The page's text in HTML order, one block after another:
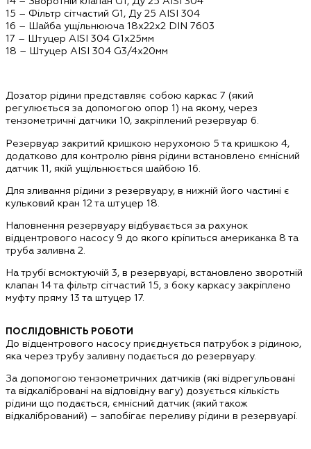
15 – Фільтр сітчастий G1, Ду 25 AISI 304
16 – Шайба ущільнююча 18х22х2 DIN 7603
17 – Штуцер AISI 304 G1х25мм
18 – Штуцер AISI 304 G3/4х20мм
Дозатор рідини представляє собою каркас 7 (який
регулюється за допомогою опор 1) на якому, через
тензометричні датчики 10, закріплений резервуар 6.
Резервуар закритий кришкою нерухомою 5 та кришкою 4,
додатково для контролю рівня рідини встановлено ємнісний
датчик 11, якій ущільнюється шайбою 16.
Для зливання рідини з резервуару, в нижній його частині є
кульковий кран 12 та штуцер 18.
Наповнення резервуару відбувається за рахунок
відцентрового насосу 9 до якого кріпиться американка 8 та
труба заливна 2.
На трубі всмоктуючій 3, в резервуарі, встановлено зворотній
клапан 14 та фільтр сітчастий 15, з боку каркасу закріплено
муфту пряму 13 та штуцер 17.
ПОСЛІДОВНІСТЬ РОБОТИ
До відцентрового насосу приєднується патрубок з рідиною,
яка через трубу заливну подається до резервуару.
За допомогою тензометричних датчиків (які відрегульовані
та відкалібровані на відповідну вагу) дозується кількість
рідини що подається, ємнісний датчик (який також
відкалібрований) – запобігає переливу рідини в резервуарі.